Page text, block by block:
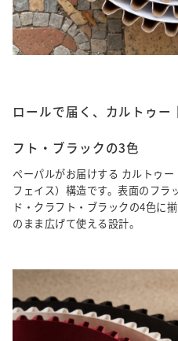
ロールで届く、カルトゥー
フト・ブラックの3色
ペーパルがお届けする カルトゥ
フェイス）構造です。表面のフラ
ド・クラフト・ブラックの4色に
のまま広げて使える設計。